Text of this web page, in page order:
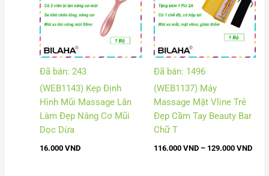
Đã bán: 243
(WEB1143) Kẹp Định
Hình Mũi Massage Lăn
Làm Đẹp Nâng Cơ Mũi
Dọc Dừa
16.000VND
Đã bán: 1496
(WEB1137) Máy
Massage Mặt Vline Trẻ
Đẹp Cầm Tay Beauty Bar
Chữ T
116.000 VND – 129.000 VND